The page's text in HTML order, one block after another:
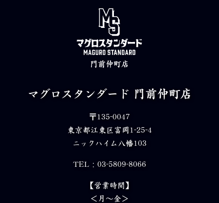
門前仲町店
マグロスタンダード 門前仲町店
〒135-0047
東京都江東区富岡1-25-4
ニックハイム八幡103
TEL：03-5809-8066
【営業時間】
＜月～金＞